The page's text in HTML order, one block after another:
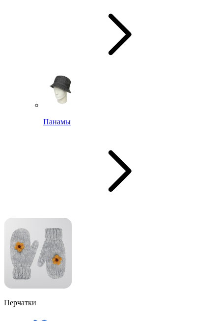
Панамы
Перчатки